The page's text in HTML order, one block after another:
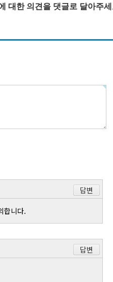
대한 의견을 댓글로 달아주
답변
합니다.
답변